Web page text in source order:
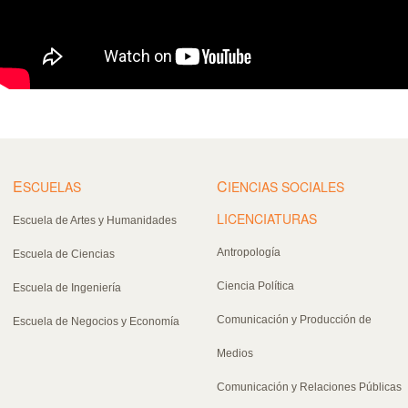
ESCUELAS
Escuela de Artes y Humanidades
Escuela de Ciencias
Escuela de Ingeniería
Escuela de Negocios y Economía
CIENCIAS SOCIALES
LICENCIATURAS
Antropología
Ciencia Política
Comunicación y Producción de
Medios
Comunicación y Relaciones Públicas